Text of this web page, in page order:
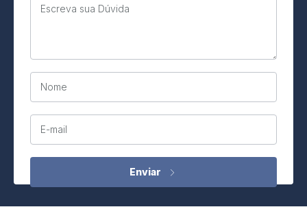
Escreva sua Dúvida
Nome
E-mail